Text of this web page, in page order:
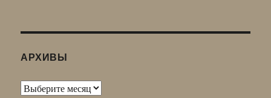
АРХИВЫ
Архивы